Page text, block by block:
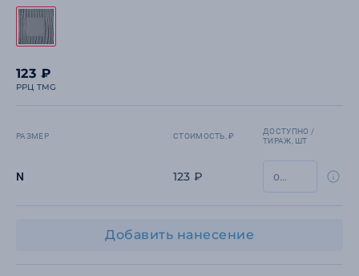
123 ₽
РРЦ TMG
РАЗМЕР СТОИМОСТЬ, ₽
ДОСТУПНО /
ТИРАЖ, ШТ
N 123 ₽
Добавить нанесение